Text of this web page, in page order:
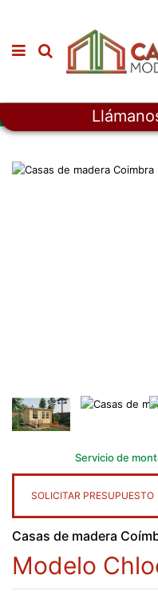
Casas de Madera Casas de
Servicio de
SOLICITAR PRESUPUESTO
Casas de madera
Modelo